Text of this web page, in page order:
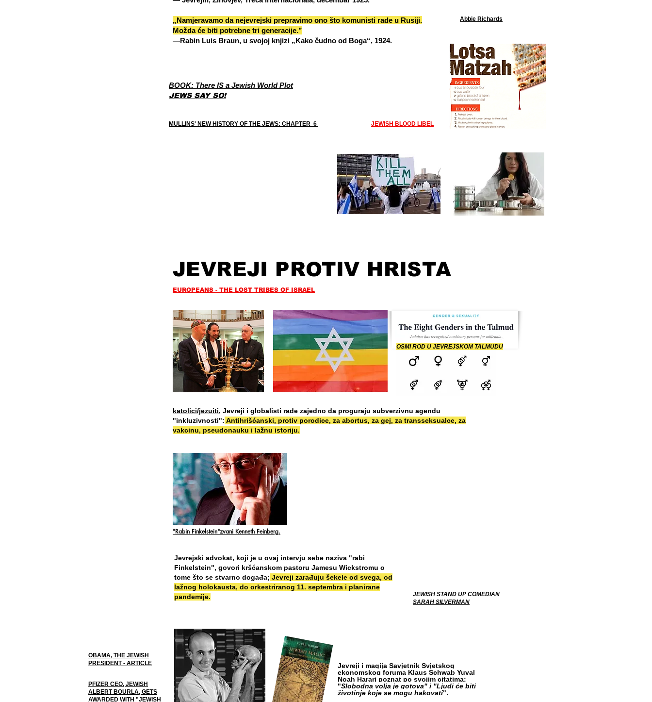
„Namjeravamo da nejevrejski prepravimo ono što komunisti rade u Rusiji.
Možda će biti potrebne tri generacije.”
—Rabin Luis Braun, u svojoj knjizi „Kako čudno od Boga“, 1924.
BOOK: There IS a Jewish World Plot
JEWS SAY SO!
MULLINS' NEW HISTORY OF THE JEWS: CHAPTER 6 JEWISH BLOOD LIBEL
Abbie Richards
JEVREJI PROTIV HRISTA
EUROPEANS - THE LOST TRIBES OF ISRAEL
OSMI ROD U JEVREJSKOM TALMUDU
katolici/jezuiti, Jevreji i globalisti rade zajedno da proguraju subverzivnu agendu
"inkluzivnosti": Antihrišćanski, protiv porodice, za abortus, za gej, za transseksualce, za
vakcinu, pseudonauku i lažnu istoriju.
"Rabin Finkelstein"zvani Kenneth Feinberg.
Jevrejski advokat, koji je u ovaj intervju sebe naziva "rabi
Finkelstein", govori kršćanskom pastoru Jamesu Wickstromu o
tome što se stvarno događa; Jevreji zarađuju šekele od svega, od
lažnog holokausta, do orkestriranog 11. septembra i planirane
pandemije.
JEWISH STAND UP COMEDIAN
SARAH SILVERMAN
OBAMA, THE JEWISH
PRESIDENT - ARTICLE
PFIZER CEO, JEWISH
ALBERT BOURLA, GETS
AWARDED WITH "JEWISH
Jevreji i magija Savjetnik Svjetskog
ekonomskog foruma Klaus Schwab Yuval
Noah Harari poznat po svojim citatima:
"Slobodna volja je gotova" i "Ljudi će biti
životinje koje se mogu hakovati".